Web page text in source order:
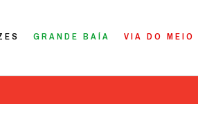
GRANDE BAÍA VIA DO MEIO